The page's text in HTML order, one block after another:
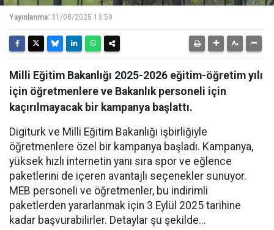
Yayınlanma: 31/08/2025 13:59
Milli Eğitim Bakanlığı 2025-2026 eğitim-öğretim yılı
için öğretmenlere ve Bakanlık personeli için
kaçırılmayacak bir kampanya başlattı.
Digiturk ve Milli Eğitim Bakanlığı işbirliğiyle
öğretmenlere özel bir kampanya başladı. Kampanya,
yüksek hızlı internetin yanı sıra spor ve eğlence
paketlerini de içeren avantajlı seçenekler sunuyor.
MEB personeli ve öğretmenler, bu indirimli
paketlerden yararlanmak için 3 Eylül 2025 tarihine
kadar başvurabilirler. Detaylar şu şekilde...